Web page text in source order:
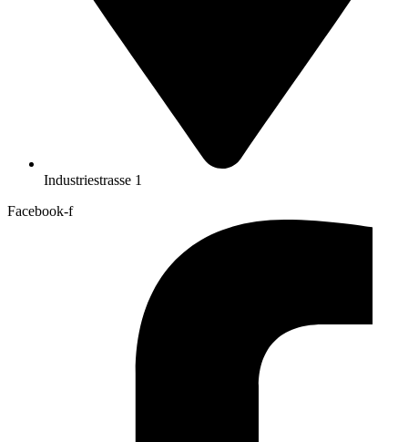
Industriestrasse 1
Facebook-f